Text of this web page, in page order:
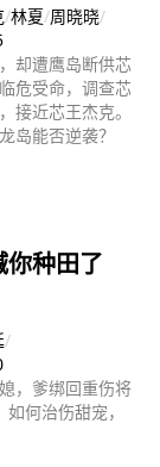
/林夏/周晓晓/
却遭鹰岛断供芯
危受命，调查芯
接近芯王杰克。
岛能否逆袭？
你种田了
/
，爹绑回重伤将
何治伤甜宠，